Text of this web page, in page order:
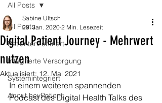
All Posts
Patientenzentriert
Integrierte Versorgung
Systemintegriert
About heyPatient
All Posts
Digital Patient Journey - Mehrwert
nutzen
Sabine Ultsch
29. Jan. 2020 2 Min. Lesezeit
Aktualisiert:12. Mai 2021
In einem weiteren spannenden
Podcast des Digital Health Talks des